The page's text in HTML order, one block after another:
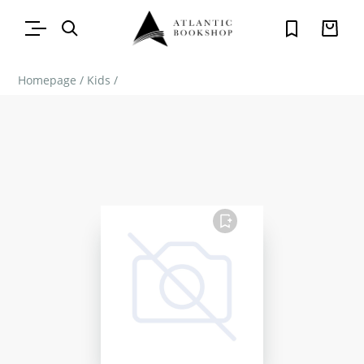
Homepage / Kids /
FAVORITO